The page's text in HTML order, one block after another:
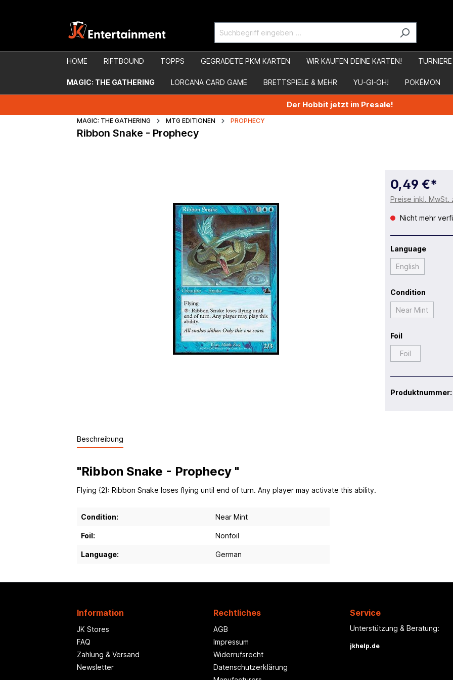
HOME RIFTBOUND TOPPS GEGRADETE PKM KARTEN WIR KAUFEN DEINE KARTEN!
MAGIC: THE GATHERING LORCANA CARD GAME BRETTSPIELE & MEHR YU-GI-OH! POKÉMON
Der Hobbit jetzt im Presale!
MAGIC: THE GATHERING MTG EDITIONEN PROPHECY
Ribbon Snake - Prophecy
0,49 €*
Preise inkl. MwSt.
Nicht mehr
Language
English
Condition
Near Mint
Foil
Foil
Produktnummer:
Beschreibung
"Ribbon Snake - Prophecy "
Flying {2}: Ribbon Snake loses flying until end of turn. Any player may activate this ability.
Condition: Near Mint
Foil: Nonfoil
Language: German
Information
JK Stores
FAQ
Zahlung & Versand
Newsletter
Rechtliches
AGB
Impressum
Widerrufsrecht
Datenschutzerklärung
Service
Unterstützung & Beratung:
jkhelp.de